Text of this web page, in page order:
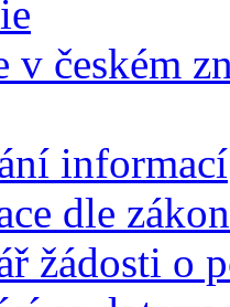
v českém
informací
dle
žádosti o